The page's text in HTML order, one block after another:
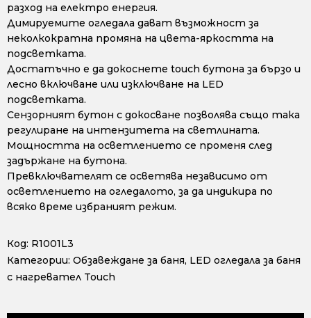
разход на електро енергия.
Димируемите огледала дават възможност за
неколкократна промяна на цвета-яркостта на
подсветката.
Достатъчно е да докоснете touch бутона за бързо и
лесно включване или изключване на LED
подсветката.
Сензорният бутон с докосване позволява също така
регулиране на интензитета на светлината.
Мощността на осветлението се променя след
задържане на бутона.
Превключвателят се осветява независимо от
осветлението на огледалото, за да индикира по
всяко време избраният режим.
Код: R1001L3
Категории: Обзавеждане за баня, LED огледала за баня
с нагревател Touch